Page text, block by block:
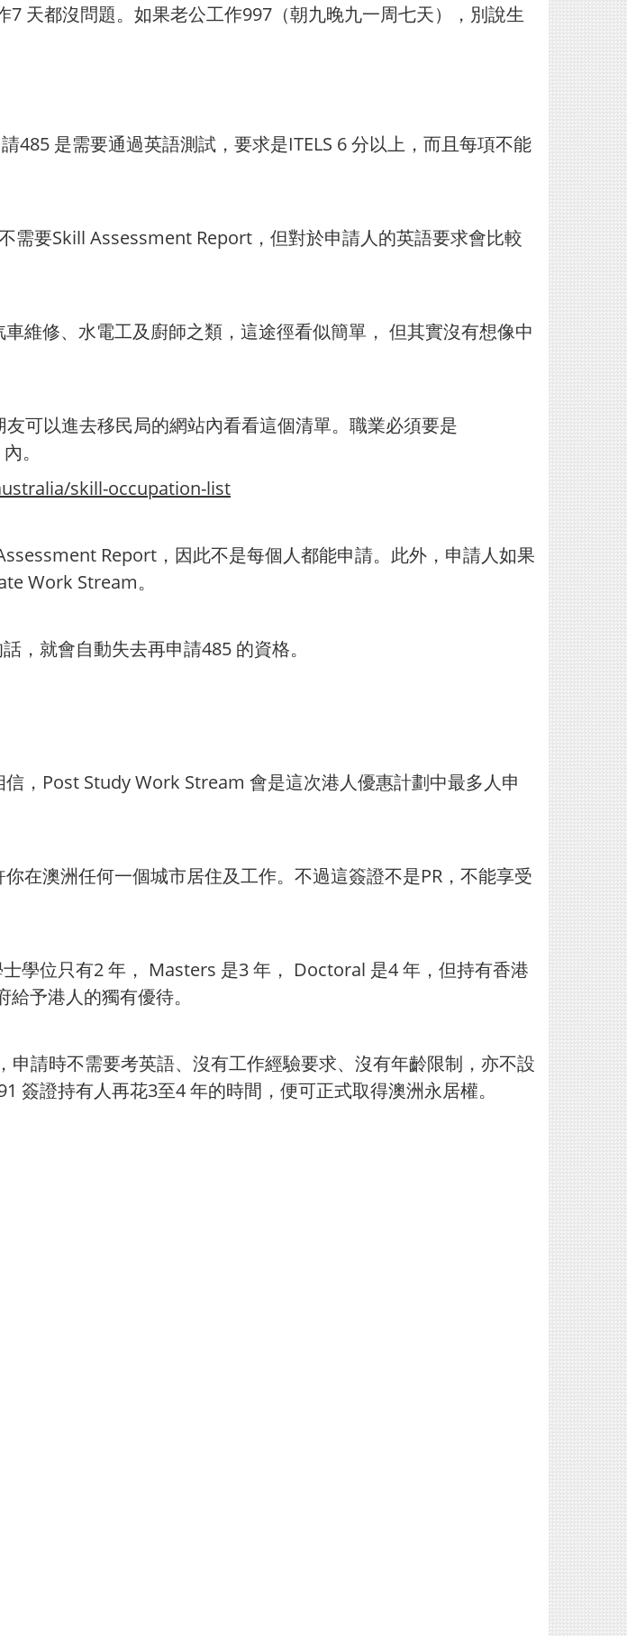
天都沒問題。如果老公工作997（朝九晚九一周七天），別說生
485 是需要通過英語測試，要求是ITELS 6 分以上，而且每項不能
需要Skill Assessment Report，但對於申請人的英語要求會比較
維修、水電工及廚師之類，這途徑看似簡單， 但其實沒有想像中
可以進去移民局的網站內看看這個清單。職業必須要是
。
skill-occupation-list
Report，因此不是每個人都能申請。此外，申請人如果
Work Stream。
，就會自動失去再申請485 的資格。
，Post Study Work Stream 會是這次港人優惠計劃中最多人申
在澳洲任何一個城市居住及工作。不過這簽證不是PR，不能享受
學位只有2 年， Masters 是3 年， Doctoral 是4 年，但持有香港
予港人的獨有優待。
請時不需要考英語、沒有工作經驗要求、沒有年齡限制，亦不設
簽證持有人再花3至4 年的時間，便可正式取得澳洲永居權。